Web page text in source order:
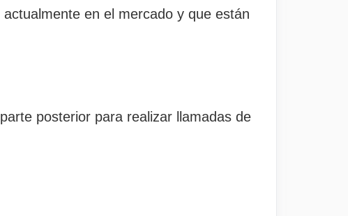
en el mercado y que están
posterior para realizar llamadas de